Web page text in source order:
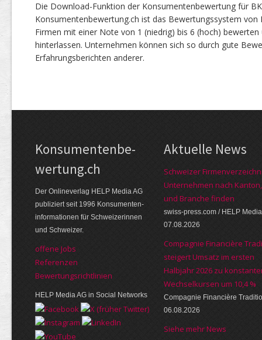
Die Download-Funktion der Konsumentenbewertung für
Konsumentenbewertung.ch ist das Bewertungssystem
Firmen mit einer Note von 1 (niedrig) bis 6 (hoch)
hinterlassen. Unternehmen können sich so durch gute
Erfahrungsberichten anderer.
Kon­su­menten­be­
wer­tung.ch
Der Online­verlag HELP Media AG
publi­ziert seit 1996 Kon­su­menten­
infor­mationen für Schwei­zerinnen
und Schweizer.
offene Jobs
Referenzen
Bewer­tungs­richt­linien
HELP Media AG in Social Networks
Aktuelle News
Schweizer
Unternehmen nach
und Branche finden
swiss-press.com / HELP
07.08.2026
Compagnie Financière
steigert Umsatz im ersten
Halbjahr 2026 zu
Wechselkursen um 10,4 %
Compagnie Financière
06.08.2026
Siehe mehr News